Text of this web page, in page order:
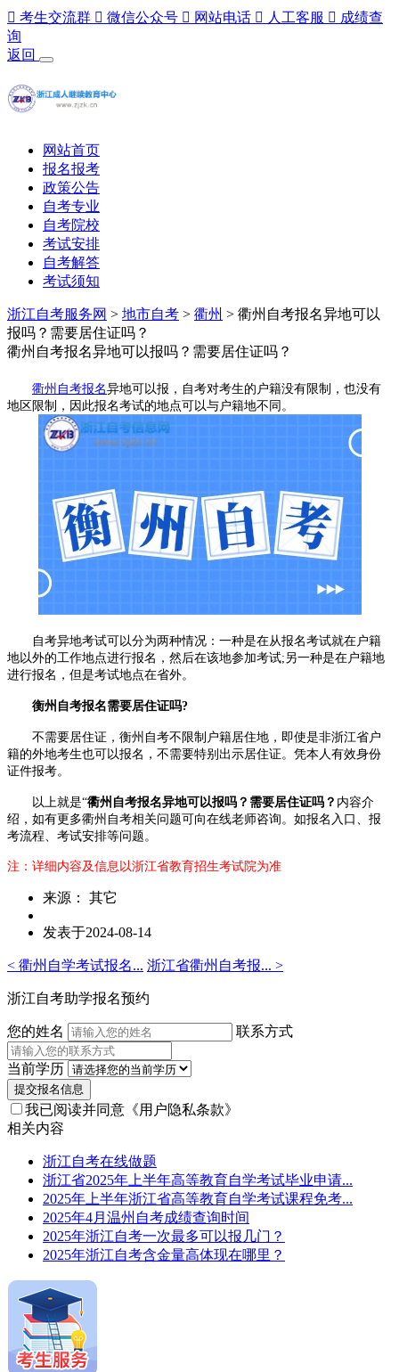
 考生交流群  微信公众号  网站电话  人工客服  成绩查
询
返回
网站首页
报名报考
政策公告
自考专业
自考院校
考试安排
自考解答
考试须知
浙江自考服务网 > 地市自考 > 衢州 > 衢州自考报名异地可以
报吗？需要居住证吗？
衢州自考报名异地可以报吗？需要居住证吗？
衢州自考报名异地可以报，自考对考生的户籍没有限制，也没有
地区限制，因此报名考试的地点可以与户籍地不同。
自考异地考试可以分为两种情况：一种是在从报名考试就在户籍
地以外的工作地点进行报名，然后在该地参加考试;另一种是在户籍地
进行报名，但是考试地点在省外。
衡州自考报名需要居住证吗?
不需要居住证，衡州自考不限制户籍居住地，即使是非浙江省户
籍的外地考生也可以报名，不需要特别出示居住证。凭本人有效身份
证件报考。
以上就是“衢州自考报名异地可以报吗？需要居住证吗？ 内容介
绍，如有更多衢州自考相关问题可向在线老师咨询。如报名入口、报
考流程、考试安排等问题。
注：详细内容及信息以浙江省教育招生考试院为准
来源： 其它
发表于2024-08-14
< 衢州自学考试报名... 浙江省衢州自考报... >
浙江自考助学报名预约
您的姓名 联系方式
当前学历
提交报名信息
我已阅读并同意 《用户隐私条款》
相关内容
浙江自考在线做题
浙江省2025年上半年高等教育自学考试毕业申请...
2025年上半年浙江省高等教育自学考试课程免考...
2025年4月温州自考成绩查询时间
2025年浙江自考一次最多可以报几门？
2025年浙江自考含金量高体现在哪里？